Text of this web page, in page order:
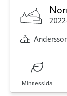
Minnessida